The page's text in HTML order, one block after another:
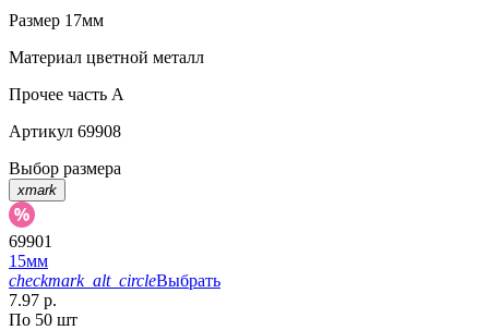
Размер 17мм
Материал цветной металл
Прочее часть A
Артикул 69908
Выбор размера
xmark
69901
15мм
checkmark_alt_circleВыбрать
7.97 р.
По 50 шт